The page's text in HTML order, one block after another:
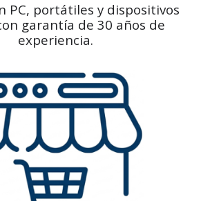
PC, portátiles y dispositivos
garantía de 30 años de
experiencia.